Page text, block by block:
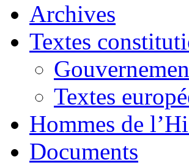
Archives
Textes
Textes
Hommes de
Documents